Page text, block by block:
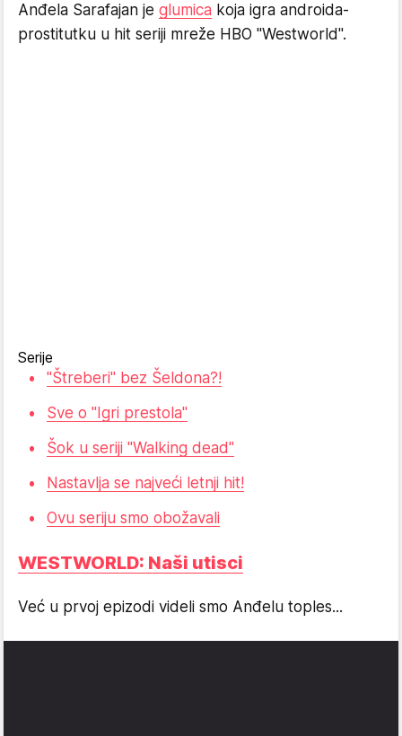
Anđela Sarafajan je glumica koja igra androida-
prostitutku u hit seriji mreže HBO "Westworld".
Serije
"Štreberi" bez Šeldona?!
Sve o "Igri prestola"
Šok u seriji "Walking dead"
Nastavlja se najveći letnji hit!
Ovu seriju smo obožavali
WESTWORLD: Naši utisci
Već u prvoj epizodi videli smo Anđelu toples...